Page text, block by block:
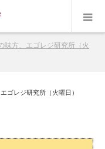
味方、エゴレジ研究所（火
ゴレジ研究所（火曜日）